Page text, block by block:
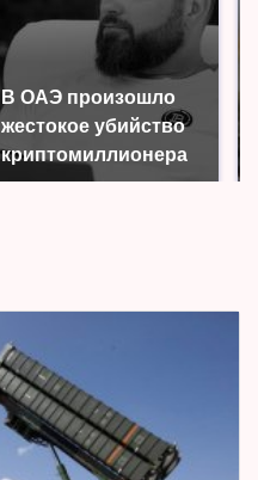
В ОАЭ произошло
жестокое убийство
криптомиллионера